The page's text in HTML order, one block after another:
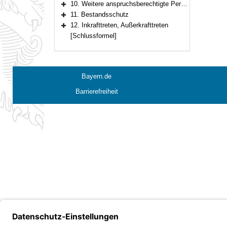
Bereich erweitern
10. Weitere anspruchsberechtigte Personen
Bereich erweitern
11. Bestandsschutz
Bereich erweitern
12. Inkrafttreten, Außerkrafttreten
[Schlussformel]
Bayern.de
Barrierefreiheit